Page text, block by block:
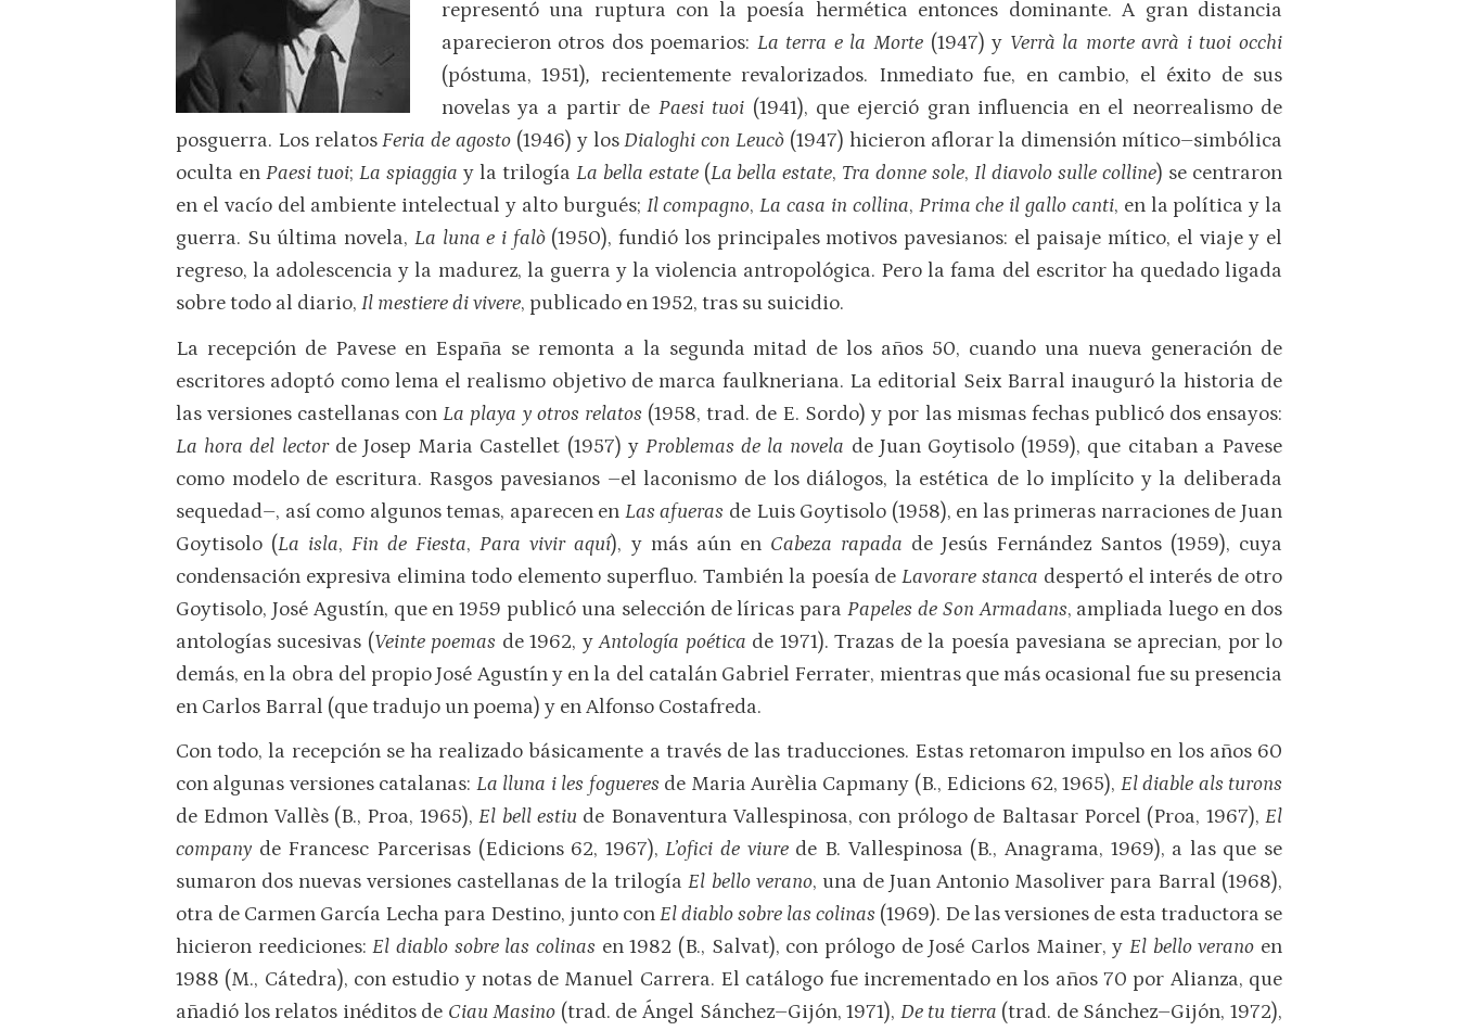
representó una ruptura con la poesía hermética entonces dominante. A gran distancia
aparecieron otros dos poemarios: La terra e la Morte (1947) y Verrà la morte avrà i tuoi occhi
(póstuma, 1951), recientemente revalorizados. Inmediato fue, en cambio, el éxito de sus
novelas ya a partir de Paesi tuoi (1941), que ejerció gran influencia en el neorrealismo de
posguerra. Los relatosFeria de agosto (1946) y losDialoghi con Leucò (1947) hicieron aflorar la dimensión mítico–simbólica
oculta en Paesi tuoi; La spiaggia y la trilogía La bella estate (La bella estate, Tra donne sole,Il diavolo sulle colline) se centraron
en el vacío del ambiente intelectual y alto burgués; Il compagno,La casa in collina, Prima che il gallo canti, en la política y la
guerra. Su última novela, La luna e i falò (1950), fundió los principales motivos pavesianos: el paisaje mítico, el viaje y el
regreso, la adolescencia y la madurez, la guerra y la violencia antropológica. Pero la fama del escritor ha quedado ligada
sobre todo al diario, Il mestiere di vivere, publicado en 1952, tras su suicidio.
La recepción de Pavese en España se remonta a la segunda mitad de los años 50, cuando una nueva generación de
escritores adoptó como lema el realismo objetivo de marca faulkneriana. La editorial Seix Barral inauguró la historia de
las versiones castellanas conLa playa y otros relatos (1958, trad. de E. Sordo) y por las mismas fechas publicó dos ensayos:
La hora del lector de Josep Maria Castellet (1957) y Problemas de la novela de Juan Goytisolo (1959), que citaban a Pavese
como modelo de escritura. Rasgos pavesianos –el laconismo de los diálogos, la estética de lo implícito y la deliberada
sequedad–, así como algunos temas, aparecen en Las afueras de Luis Goytisolo (1958), en las primeras narraciones de Juan
Goytisolo (La isla,Fin de Fiesta,Para vivir aquí), y más aún en Cabeza rapada de Jesús Fernández Santos (1959), cuya
condensación expresiva elimina todo elemento superfluo. También la poesía deLavorare stanca despertó el interés de otro
Goytisolo, José Agustín, que en 1959 publicó una selección de líricas paraPapeles de Son Armadans, ampliada luego en dos
antologías sucesivas (Veinte poemas de 1962, yAntología poética de 1971). Trazas de la poesía pavesiana se aprecian, por lo
demás, en la obra del propio José Agustín y en la del catalán Gabriel Ferrater, mientras que más ocasional fue su presencia
en Carlos Barral (que tradujo un poema) y en Alfonso Costafreda.
Con todo, la recepción se ha realizado básicamente a través de las traducciones. Estas retomaron impulso en los años 60
con algunas versiones catalanas: La lluna i les fogueres de Maria Aurèlia Capmany (B., Edicions 62, 1965), El diable als turons
de Edmon Vallès (B., Proa, 1965),El bell estiu de Bonaventura Vallespinosa, con prólogo de Baltasar Porcel (Proa, 1967),El
company de Francesc Parcerisas (Edicions 62, 1967),L’ofici de viure de B. Vallespinosa (B., Anagrama, 1969), a las que se
sumaron dos nuevas versiones castellanas de la trilogíaEl bello verano, una de Juan Antonio Masoliver para Barral (1968),
otra de Carmen García Lecha para Destino, junto conEl diablo sobre las colinas (1969). De las versiones de esta traductora se
hicieron reediciones:El diablo sobre las colinas en 1982 (B., Salvat), con prólogo de José Carlos Mainer, yEl bello verano en
1988 (M., Cátedra), con estudio y notas de Manuel Carrera. El catálogo fue incrementado en los años 70 por Alianza, que
añadió los relatos inéditos de Ciau Masino (trad. de Ángel Sánchez–Gijón, 1971), De tu tierra (trad. de Sánchez–Gijón, 1972),